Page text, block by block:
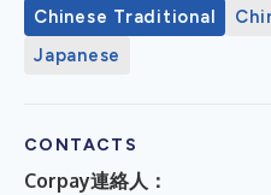
Chinese Traditional
Japanese
CONTACTS
Corpay連絡人：